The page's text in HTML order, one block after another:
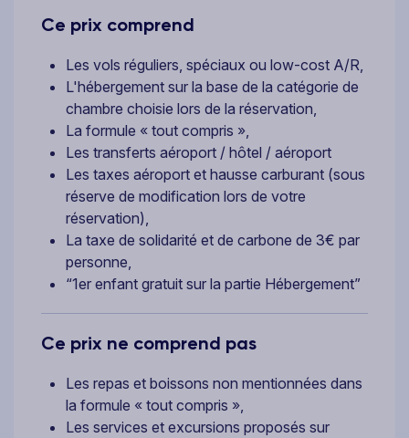
Ce prix comprend
Les vols réguliers, spéciaux ou low-cost A/R,
L'hébergement sur la base de la catégorie de
chambre choisie lors de la réservation,
La formule « tout compris »,
Les transferts aéroport / hôtel / aéroport
Les taxes aéroport et hausse carburant (sous
réserve de modification lors de votre
réservation),
La taxe de solidarité et de carbone de 3€ par
personne,
“1er enfant gratuit sur la partie Hébergement”
Ce prix ne comprend pas
Les repas et boissons non mentionnées dans
la formule « tout compris »,
Les services et excursions proposés sur